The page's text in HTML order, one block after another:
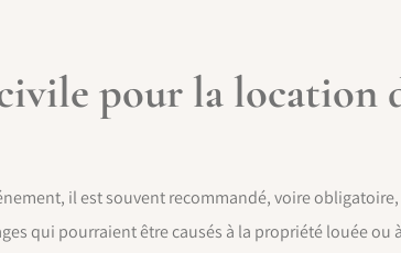
pour la location
il est souvent recommandé, voire
qui pourraient être causés à la propriété louée ou